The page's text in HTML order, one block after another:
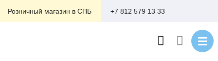
Розничный магазин в СПБ +7 812 579 13 33